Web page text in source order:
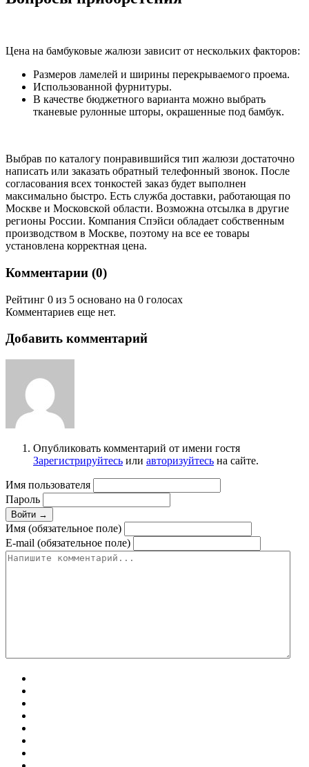
Цена на бамбуковые жалюзи зависит от нескольких факторов:
Размеров ламелей и ширины перекрываемого проема.
Использованной фурнитуры.
В качестве бюджетного варианта можно выбрать
тканевые рулонные шторы, окрашенные под бамбук.
Выбрав по каталогу понравившийся тип жалюзи достаточно
написать или заказать обратный телефонный звонок. После
согласования всех тонкостей заказ будет выполнен
максимально быстро. Есть служба доставки, работающая по
Москве и Московской области. Возможна отсылка в другие
регионы России. Компания Спэйси обладает собственным
производством в Москве, поэтому на все ее товары
установлена корректная цена.
Комментарии (0)
Рейтинг 0 из 5 основано на 0 голосах
Комментариев еще нет.
Добавить комментарий
Опубликовать комментарий от имени гостя
Зарегистрируйтесь или авторизуйтесь на сайте.
Имя пользователя
Пароль
Войти →
Имя (обязательное поле)
E-mail (обязательное поле)